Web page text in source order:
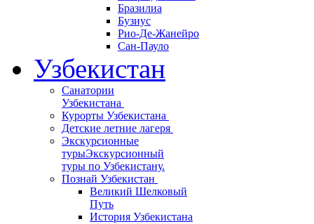
Бразилиа
Бузиус
Рио-Де-Жанейро
Сан-Пауло
Узбекистан
Санатории
Узбекистана
Курорты Узбекистана
Детские летние лагеря
Экскурсионные
турыЭкскурсионный
туры по Узбекистану.
Познай Узбекистан
Великий Шелковый
Путь
История Узбекистана